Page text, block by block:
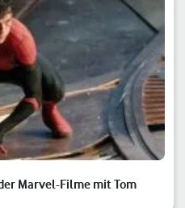
Marvel-Filme mit Tom